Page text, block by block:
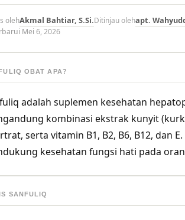
olehAkmal Bahtiar, S.Si.Ditinjau olehapt.
Mei 6, 2026
OBAT APA?
adalah suplemen kesehatan
kombinasi ekstrak kunyit
serta vitamin B1, B2, B6, B12, dan
kesehatan fungsi hati pada
SANFULIQ